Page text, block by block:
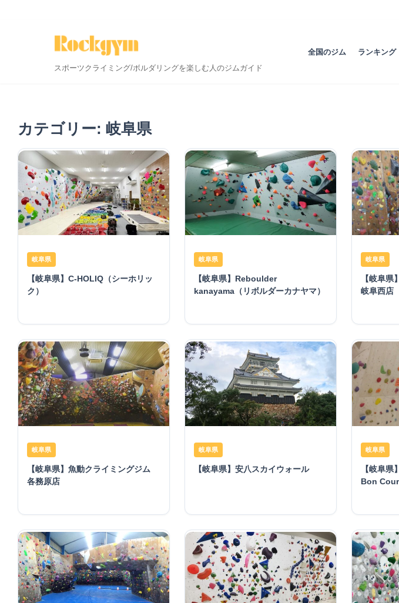
スポーツクライミング/ボルダリングを楽しむ人のジムガイド
全国のジム ランキング
カテゴリー: 岐阜県
岐阜県
【岐阜県】C-HOLIQ（シーホリッ
ク）
岐阜県
【岐阜県】Reboulder
kanayama（リボルダーカナヤマ）
岐阜県
【岐阜
岐阜西店
岐阜県
【岐阜県】魚動クライミングジム
各務原店
岐阜県
【岐阜県】安八スカイウォール
岐阜県
【岐阜
Bon